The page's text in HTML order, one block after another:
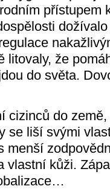
přístupem
litovaly, že
do světa.
cizinců do
se liší svými
menší
vlastní kůži.